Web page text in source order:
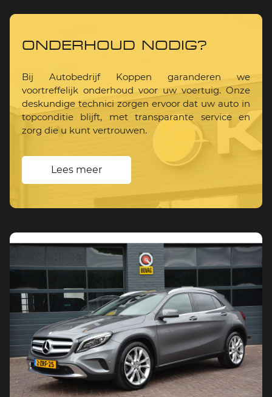
ONDERHOUD NODIG?
Bij Autobedrijf Koppen garanderen we
voortreffelijk onderhoud voor uw voertuig. Onze
deskundige technici zorgen ervoor dat uw auto in
topconditie blijft, met transparante service en
zorg die u kunt vertrouwen.
Lees meer